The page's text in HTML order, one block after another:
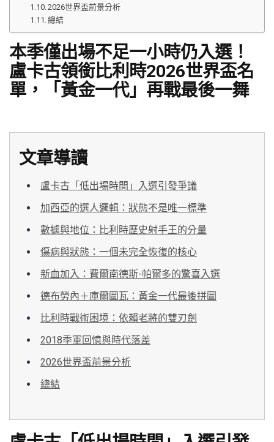
2026世界盃前景分析
總結
本季僅出場不足一小時仍入選！
盧卡古領銜比利時2026世界盃名
單，「黃金一代」再戰最後一舞
文章導讀
盧卡古「低出場時間」入選引發爭議
加西亞的選人邏輯：狀態不是唯一標準
數據與地位：比利時歷史射手王的分量
傷病與狀態：一個未完全恢復的核心
新血加入：費爾南德斯-帕爾多的驚喜入選
德布勞內＋庫爾圖瓦：黃金一代最後拼圖
比利時戰術困境：依賴老將的雙刃劍
2018季軍回憶與時代落差
2026世界盃前景分析
總結